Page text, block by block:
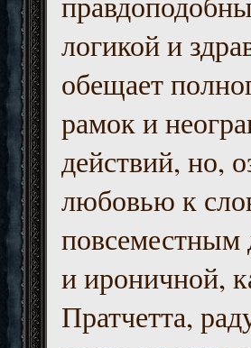
логикой и
обещает
рамок и
действий, но,
любовью к
повсеместным
и ироничной,
Пратчетта,